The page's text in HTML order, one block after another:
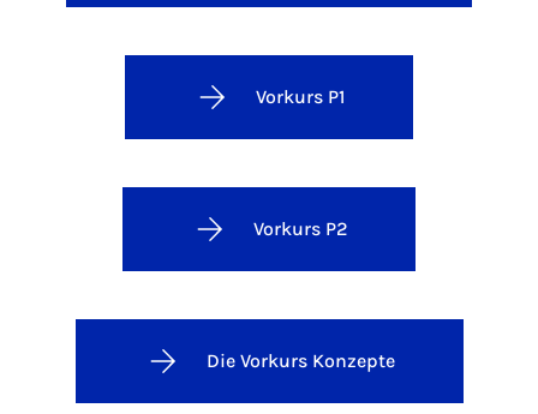
Vorkurs P1
Vorkurs P2
Die Vorkurs Konzepte